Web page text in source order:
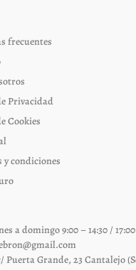
frecuentes
Privacidad
Cookies
y condiciones
a domingo 9:00 – 14:30 / 17:00
Puerta Grande, 23 Cantalejo